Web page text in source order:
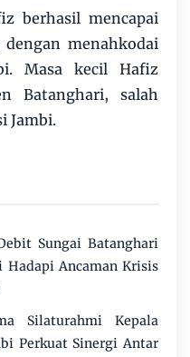
berhasil mencapai
menahkodai
Masa kecil Hafiz
Batanghari, salah
Jambi.
Sungai Batanghari
Hadapi Ancaman Krisis
Silaturahmi Kepala
Perkuat Sinergi Antar